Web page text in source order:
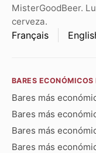
MisterGoodBeer.
cerveza.
Français
BARES ECONÓMICOS
Bares más
Bares más
Bares más
Bares más